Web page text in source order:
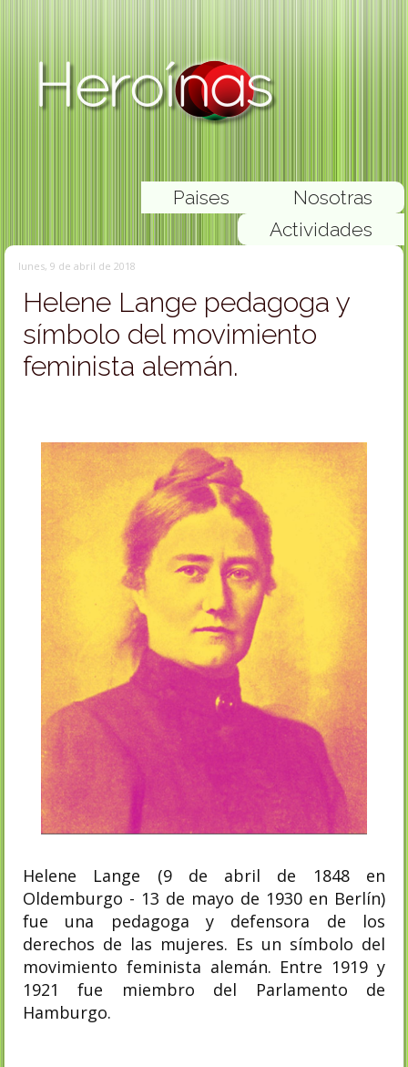
Nosotras
Paises
Actividades
lunes, 9 de abril de 2018
Helene Lange pedagoga y
símbolo del movimiento
feminista alemán.
Helene Lange (9 de abril de 1848 en
Oldemburgo - 13 de mayo de 1930 en Berlín)
fue una pedagoga y defensora de los
derechos de las mujeres. Es un símbolo del
movimiento feminista alemán. Entre 1919 y
1921 fue miembro del Parlamento de
Hamburgo.